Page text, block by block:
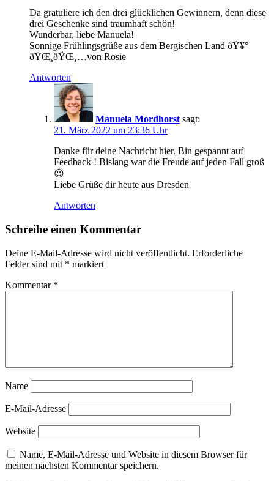
Da gratuliere ich den drei glücklichen Gewinnern, denn diese
drei Geschenke sind traumhaft schön!
Wunderbar, liebe Manuela!
Sonnige Frühlingsgrüße aus dem Bergischen Land ðŸ¥°
ðŸŒ¸ðŸŒ¸…von Rosie
Antworten
Manuela Mordhorst sagt:
21. März 2022 um 23:36 Uhr
Danke für deine Nachricht hier. Bin gespannt auf
Feedback ! Bislang war die Freude auf jeden Fall groß
😉
Liebe Grüße dir heute aus Dresden
Antworten
Schreibe einen Kommentar
Deine E-Mail-Adresse wird nicht veröffentlicht. Erforderliche
Felder sind mit * markiert
Kommentar *
Name
E-Mail-Adresse
Website
Name, E-Mail-Adresse und Website in diesem Browser für
meinen nächsten Kommentar speichern.